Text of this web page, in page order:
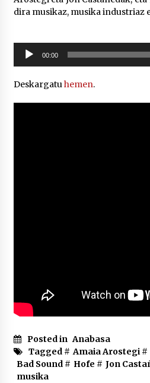
2026/07/09
Larunbatean
MUSIBLA #297:
dira musikaz, musika industriaz
Soinu
erreproduzigailua
00:00
Deskargatuhemen.
Posted in Anabasa
Tagged # Amaia Arostegi#
Bad Sound# Hofe # Jon
musika